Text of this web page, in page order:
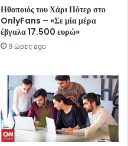
Ηθοποιός του Χάρι Πότερ στο
OnlyFans – «Σε μία μέρα
έβγαλα 17.500 ευρώ»
9 ώρες ago